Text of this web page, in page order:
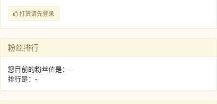
打赏请先登录
粉丝排行
您目前的粉丝值是：-
排行是：-